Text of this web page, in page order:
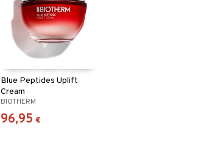
Blue Peptides Uplift
Cream
BIOTHERM
96,95 €